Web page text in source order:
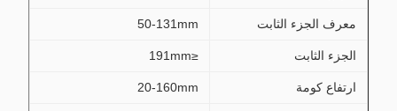
معرف الجزء الثابت 50-131mm
الجزء الثابت ≤191mm
ارتفاع كومة 20-160mm